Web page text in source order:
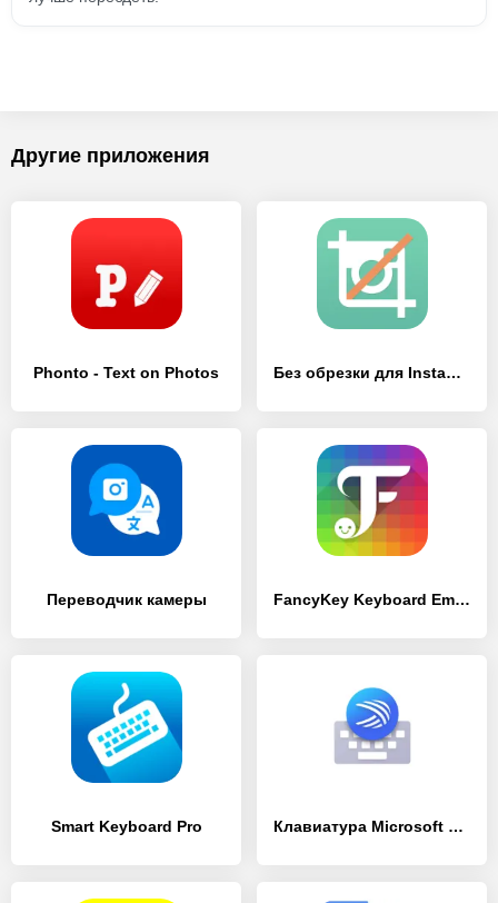
Другие приложения
Phonto - Text on Photos Без обрезки для Instagram
Переводчик камеры FancyKey Keyboard Emoji, GIF
Smart Keyboard Pro Клавиатура Microsoft SwiftKey